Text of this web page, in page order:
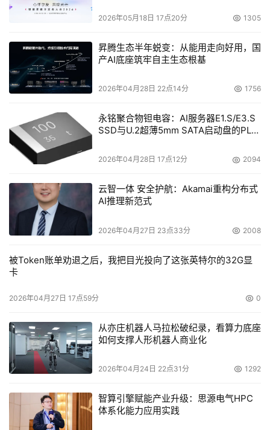
2026年05月18日 17点20分 1305
昇腾生态半年蜕变：从能用走向好用，国
产AI底座筑牢自主生态根基
2026年04月28日 22点14分 1756
永铭聚合物钽电容：AI服务器E1.S/E3.S
SSD与U.2超薄5mm SATA启动盘的PLP
2026年04月28日 17点12分 2094
云智一体 安全护航：Akamai重构分布式
AI推理新范式
2026年04月27日 23点33分 2008
被Token账单劝退之后，我把目光投向了这张英特尔的32G显
卡
2026年04月27日 17点59分 0
从亦庄机器人马拉松破纪录，看算力底座
如何支撑人形机器人商业化
2026年04月24日 22点31分 1292
智算引擎赋能产业升级：思源电气HPC
体系化能力应用实践